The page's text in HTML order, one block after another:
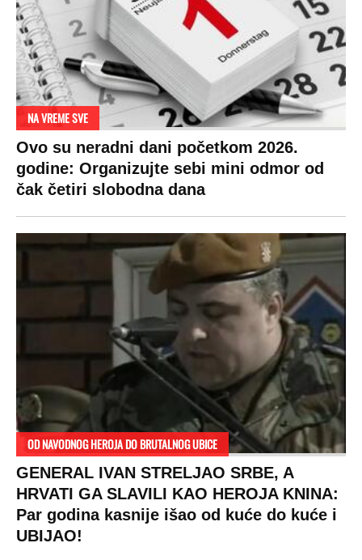
NA VREME SVE
Ovo su neradni dani početkom 2026.
godine: Organizujte sebi mini odmor od
čak četiri slobodna dana
OD NAVODNOG HEROJA DO BRUTALNOG UBICE
GENERAL IVAN STRELJAO SRBE, A
HRVATI GA SLAVILI KAO HEROJA KNINA:
Par godina kasnije išao od kuće do kuće i
UBIJAO!